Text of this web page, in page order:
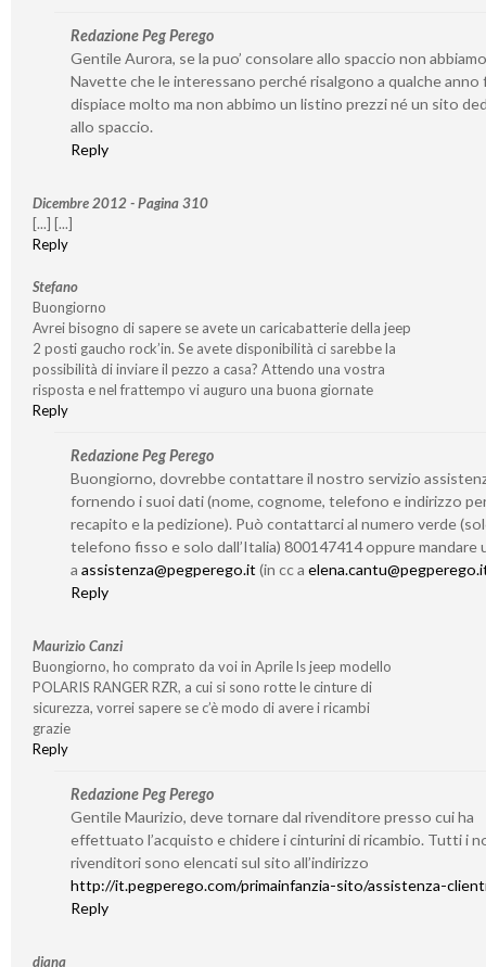
Redazione Peg Perego
Gentile Aurora, se la puo’ consolare allo spaccio non
Navette che le interessano perché risalgono a qualche anno
dispiace molto ma non abbimo un listino prezzi né un sito
allo spaccio.
Reply
Dicembre 2012 - Pagina 310
[...] [...]
Reply
Stefano
Buongiorno
Avrei bisogno di sapere se avete un caricabatterie della jeep
2 posti gaucho rock’in. Se avete disponibilità ci sarebbe la
possibilità di inviare il pezzo a casa? Attendo una vostra
risposta e nel frattempo vi auguro una buona giornate
Reply
Redazione Peg Perego
Buongiorno, dovrebbe contattare il nostro servizio
fornendo i suoi dati (nome, cognome, telefono e indirizzo
recapito e la pedizione). Può contattarci al numero verde
telefono fisso e solo dall’Italia) 800147414 oppure mandare
a assistenza@pegperego.it(in cc a
Reply
Maurizio Canzi
Buongiorno, ho comprato da voi in Aprile ls jeep modello
POLARIS RANGER RZR, a cui si sono rotte le cinture di
sicurezza, vorrei sapere se c’è modo di avere i ricambi
grazie
Reply
Redazione Peg Perego
Gentile Maurizio, deve tornare dal rivenditore presso cui ha
effettuato l’acquisto e chidere i cinturini di ricambio. Tutti i
rivenditori sono elencati sul sito all’indirizzo
http://it.pegperego.com/primainfanzia-sito/assistenza-
Reply
diana